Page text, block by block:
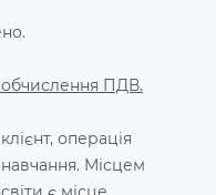
обчислення ПДВ.
операція
Місцем